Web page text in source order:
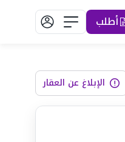
أطلب
الإبلاغ عن العقار